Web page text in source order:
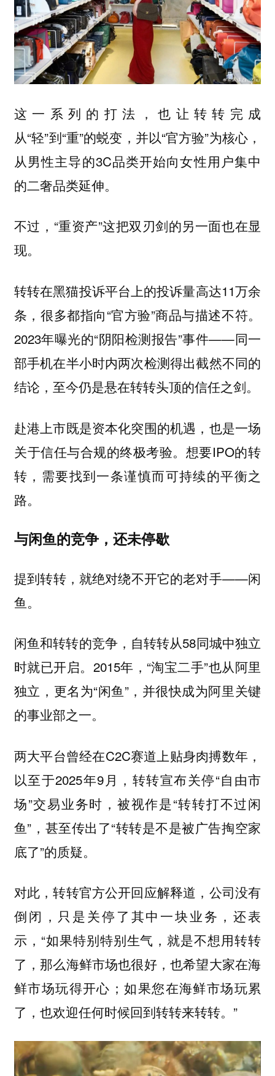
这一系列的打法，也让转转完成
从“轻”到“重”的蜕变，并以“官方验”为核心，
从男性主导的3C品类开始向女性用户集中
的二奢品类延伸。
不过，“重资产”这把双刃剑的另一面也在显
现。
转转在黑猫投诉平台上的投诉量高达11万余
条，很多都指向“官方验”商品与描述不符。
2023年曝光的“阴阳检测报告”事件——同一
部手机在半小时内两次检测得出截然不同的
结论，至今仍是悬在转转头顶的信任之剑。
赴港上市既是资本化突围的机遇，也是一场
关于信任与合规的终极考验。想要IPO的转
转，需要找到一条谨慎而可持续的平衡之
路。
与闲鱼的竞争，还未停歇
提到转转，就绝对绕不开它的老对手——闲
鱼。
闲鱼和转转的竞争，自转转从58同城中独立
时就已开启。2015年，“淘宝二手”也从阿里
独立，更名为“闲鱼”，并很快成为阿里关键
的事业部之一。
两大平台曾经在C2C赛道上贴身肉搏数年，
以至于2025年9月，转转宣布关停“自由市
场”交易业务时，被视作是“转转打不过闲
鱼”，甚至传出了“转转是不是被广告掏空家
底了”的质疑。
对此，转转官方公开回应解释道，公司没有
倒闭，只是关停了其中一块业务，还表
示，“如果特别特别生气，就是不想用转转
了，那么海鲜市场也很好，也希望大家在海
鲜市场玩得开心；如果您在海鲜市场玩累
了，也欢迎任何时候回到转转来转转。”